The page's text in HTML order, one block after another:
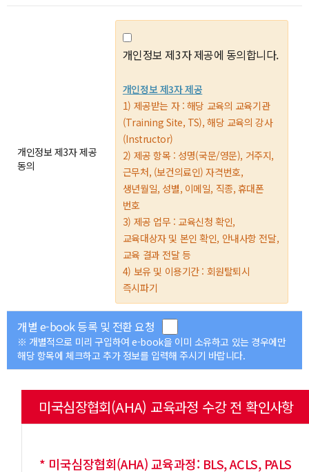
개인정보 제3자 제공
동의
개인정보 제3자 제공에 동의합니다.
개인정보 제3자 제공
1) 제공받는 자 : 해당 교육의 교육기관
(Training Site, TS), 해당 교육의 강사
(Instructor)
2) 제공 항목 : 성명(국문/영문), 거주지,
근무처, (보건의료인) 자격번호,
생년월일, 성별, 이메일, 직종, 휴대폰
번호
3) 제공 업무 : 교육신청 확인,
교육대상자 및 본인 확인, 안내사항 전달,
교육 결과 전달 등
4) 보유 및 이용기간 : 회원탈퇴시
즉시파기
개별 e-book 등록 및 전환 요청
※ 개별적으로 미리 구입하여 e-book을 이미 소유하고 있는 경우에만
해당 항목에 체크하고 추가 정보를 입력해 주시기 바랍니다.
미국심장협회(AHA) 교육과정 수강 전 확인사항
* 미국심장협회(AHA) 교육과정: BLS, ACLS, PALS